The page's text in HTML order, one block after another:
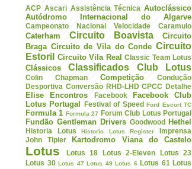
ACP Ascari Assistência Técnica Autoclássico
Autódromo Internacional do Algarve
Campeonato Nacional Velocidade Caramulo
Caterham Circuito Boavista
Circuito
Braga Circuito de Vila do Conde Circuito
Estoril Circuito Vila Real Classic Team Lotus
Clássicos Classificados Club Lotus
Colin Chapman Competição
Condução
Desportiva Conversão RHD-LHD CPCC Detalhe
Elise Encontros Facebook
Facebook Club
Lotus Portugal
Festival of Speed Ford Escort TC
Formula 1 Formula 27 Forum Club Lotus Portugal
Fundão Gentleman Drivers Goodwood Hethel
Historia Lotus Historic Lotus Register
Imprensa
John Tipler
Kartodromo Viana do Castelo
Lotus Lotus 18 Lotus 2-Eleven
Lotus 23
Lotus 30 Lotus 47 Lotus 49 Lotus 6 Lotus 61 Lotus